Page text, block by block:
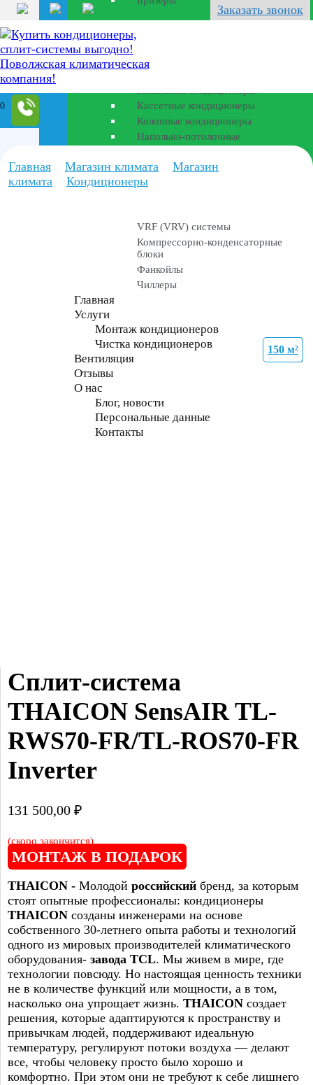
Перейти
содержанию
Заказать звонок
0
Полупромышленные
кондиционеры
Кассетные кондиционеры
Колонные кондиционеры
Напольно-потолочные
Промышленные
установки
VRF (VRV) системы
Компрессорно-конденсаторные
блоки
Фанкойлы
Чиллеры
Главная
Услуги
Монтаж кондиционеров
Чистка кондиционеров
Вентиляция
Отзывы
О нас
Блог, новости
Персональные данные
Контакты
Главная Магазин климата
Магазин
климата
Кондиционеры
Сплит-система
THAICON SensAIR TL-
RWS70-FR/TL-ROS70-FR
Inverter
131 500,00 ₽
(скоро закончится)
МОНТАЖ В ПОДАРОК
THAICON - Молодой российский бренд, за которым
стоят опытные профессионалы: кондиционеры
THAICON созданы инженерами на основе
собственного 30-летнего опыта работы и технологий
одного из мировых производителей климатического
оборудования- завода TCL. Мы живем в мире, где
технологии повсюду. Но настоящая ценность техники
не в количестве функций или мощности, а в том,
насколько она упрощает жизнь. THAICON создает
решения, которые адаптируются к пространству и
привычкам людей, поддерживают идеальную
температуру, регулируют потоки воздуха — делают
все, чтобы человеку просто было хорошо и
комфортно. При этом они не требуют к себе лишнего
21 м²
70 м²
35 м²
27 м²
70 м²
70 м²
70 м²
150 м²